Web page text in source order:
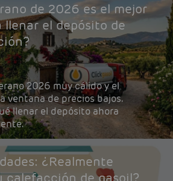
de 2026 es el mejor
llenar el depósito de
2026 muy cálido y el
ventana de precios bajos.
llenar el depósito ahora
¿Realmente
calefacción de gasoil?